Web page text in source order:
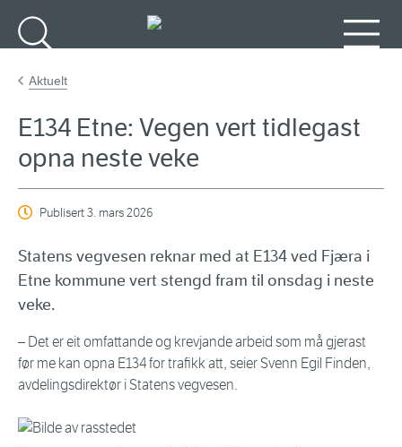
Aktuelt
E134 Etne: Vegen vert tidlegast
opna neste veke
Publisert3. mars 2026
Statens vegvesen reknar med at E134 ved Fjæra i
Etne kommune vert stengd fram til onsdag i neste
veke.
– Det er eit omfattande og krevjande arbeid som må gjerast
før me kan opna E134 for trafikk att, seier Svenn Egil Finden,
avdelingsdirektør i Statens vegvesen.